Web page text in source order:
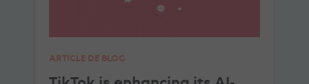
ARTICLE DE BLOG